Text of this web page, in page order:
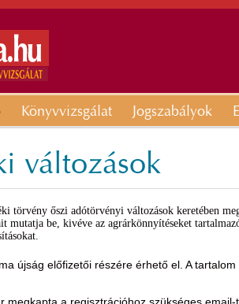
Könyvvizsgálat Jogszabályok
változások
törvény őszi adótörvényi változások keretében
mutatja be, kivéve az agrárkönnyítéseket
újság előfizetői részére érhető el. A